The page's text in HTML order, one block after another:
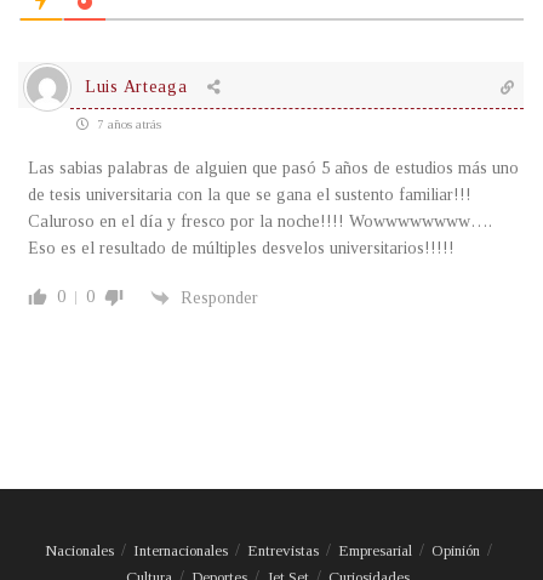
Luis Arteaga
7 años atrás
Las sabias palabras de alguien que pasó 5 años de estudios más uno
de tesis universitaria con la que se gana el sustento familiar!!!
Caluroso en el día y fresco por la noche!!!! Wowwwwwwww….
Eso es el resultado de múltiples desvelos universitarios!!!!!
0 0 Responder
Nacionales Internacionales Entrevistas Empresarial
Opinión